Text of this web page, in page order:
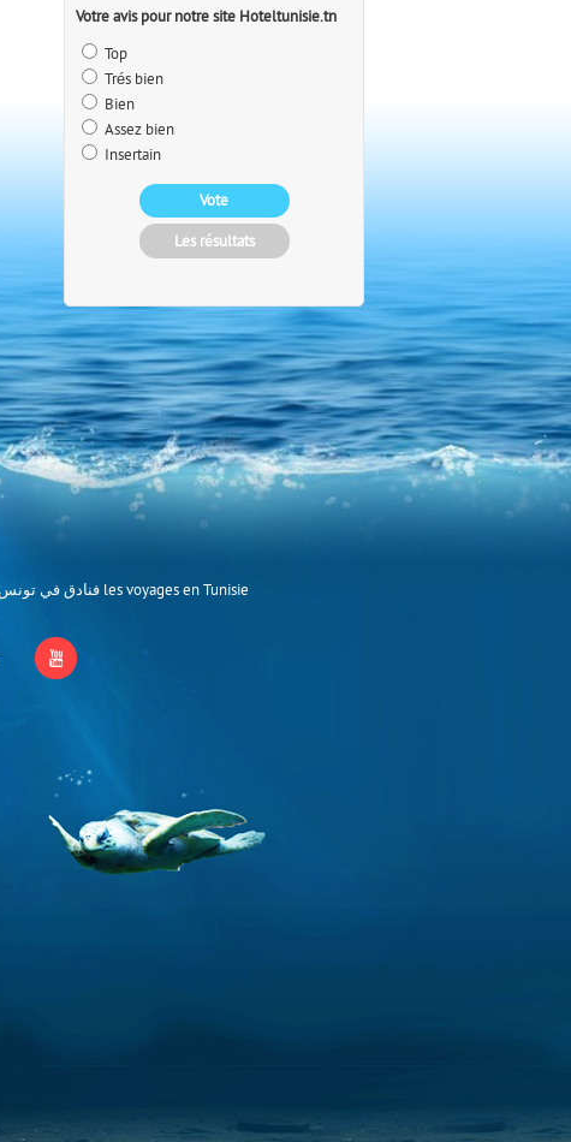
Votre avis pour notre site Hoteltunisie.tn
Top
Trés bien
Bien
Assez bien
Insertain
les hôtels en Tunisie Hotels in Tunisia Hotels in Tunesien فنادق في تونس les voyages en Tunisie